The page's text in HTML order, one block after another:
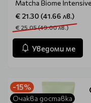
Matcha Biome Intensive
50ml
€ 21.30 (41.66 лв.)
€ 25.05 (49.00 лв.)
Уведоми ме
-15%
Очаква доставка